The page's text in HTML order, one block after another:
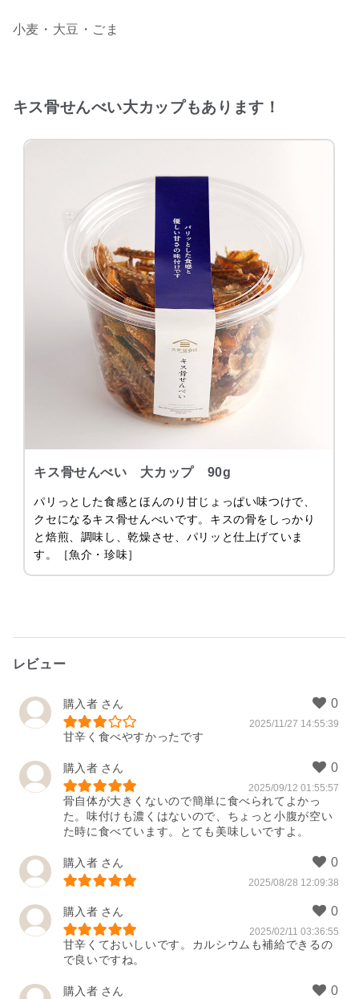
小麦・大豆・ごま
キス骨せんべい大カップもあります！
キス骨せんべい 大カップ 90g
パリっとした食感とほんのり甘じょっぱい味つけで、
クセになるキス骨せんべいです。キスの骨をしっかり
と焙煎、調味し、乾燥させ、パリッと仕上げていま
す。［魚介・珍味］
レビュー
購入者
2025/11/27 14:55:39
甘辛く食べやすかったです
購入者
2025/09/12 01:55:57
骨自体が大きくないので簡単に食べられてよかっ
た。味付けも濃くはないので、ちょっと小腹が空い
た時に食べています。とても美味しいですよ。
購入者
2025/08/28 12:09:38
購入者
2025/02/11 03:36:55
甘辛くておいしいです。カルシウムも補給できるの
で良いですね。
購入者